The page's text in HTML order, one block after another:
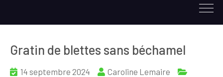
Gratin de blettes sans béchamel
14 septembre 2024
Caroline Lemaire